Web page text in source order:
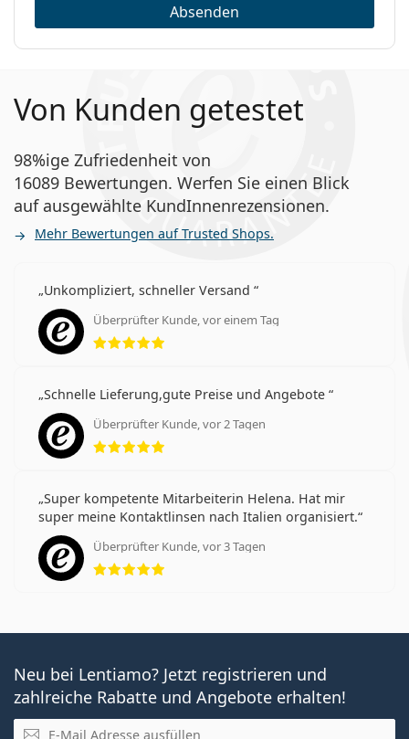
Lenjoy 1 Day Air+ Kontaktlinsen sind
eine mögliche Alternative für:
MyDay daily disposable
Bausch + Lomb ULTRA
DAILIES Total 1
Precision1
Häufig gestellte Fragen
Wie lange kann man Lenjoy 1 Day Air+
Kontaktlinsen tragen?
schlafen?
Weitere Artikel aus unserem Blog
Rezept für Kontaktlinsen: Wie man die Parameter
richtig versteht
Gewöhnung an Kontaktlinsen: Wie lange dauert es?
Pflege von Kontaktlinsen
Solunate Eye Drops 15 mlverkauft.
Es ist ein Medizinprodukt. Lesen Sie vor dem Gebrauch
die Anleitung.
asphärische Linsen
Absenden
Von Kunden getestet
98%ige Zufriedenheit von
16089 Bewertungen. Werfen Sie einen Blick
auf ausgewählte KundInnenrezensionen.
Mehr Bewertungen auf Trusted Shops.
Unkompliziert, schneller Versand
Überprüfter Kunde, vor einem Tag
Bewertung 5 aus 5
Schnelle Lieferung,gute Preise und Angebote
Überprüfter Kunde, vor 2 Tagen
Bewertung 5 aus 5
Super kompetente Mitarbeiterin Helena. Hat mir
super meine Kontaktlinsen nach Italien organisiert.
Überprüfter Kunde, vor 3 Tagen
Bewertung 5 aus 5
Neu bei Lentiamo? Jetzt registrieren und
zahlreiche Rabatte und Angebote erhalten!
E-Mail